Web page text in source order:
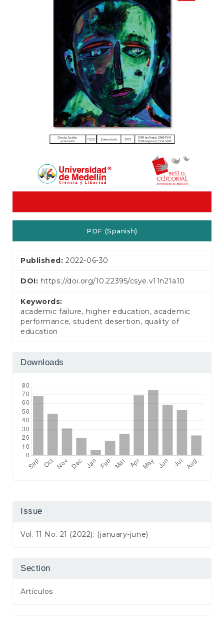
PDF (Spanish)
Published:2022-06-30
DOI: https://doi.org/10.22395/csye.v11n21a10
Keywords:
academic failure, higher education, academic
performance, student desertion, quality of
education
Downloads
Issue
Vol. 11 No. 21 (2022): (january-june)
Section
Artículos